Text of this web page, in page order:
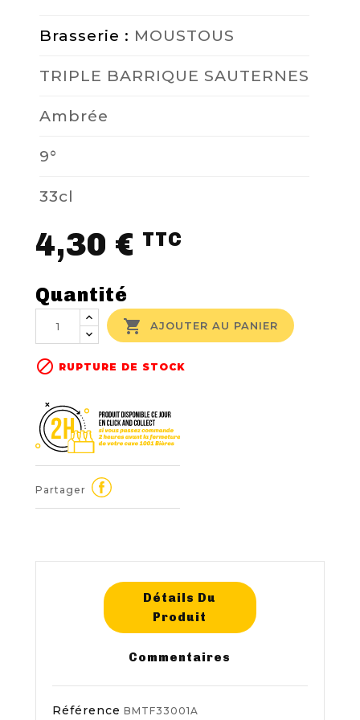
Brasserie : MOUSTOUS
TRIPLE BARRIQUE SAUTERNES
Ambrée
9°
33cl
4,30 € TTC
Quantité
 AJOUTER AU PANIER
 RUPTURE DE STOCK
Partager
Détails Du
Produit
Commentaires
Référence BMTF33001A